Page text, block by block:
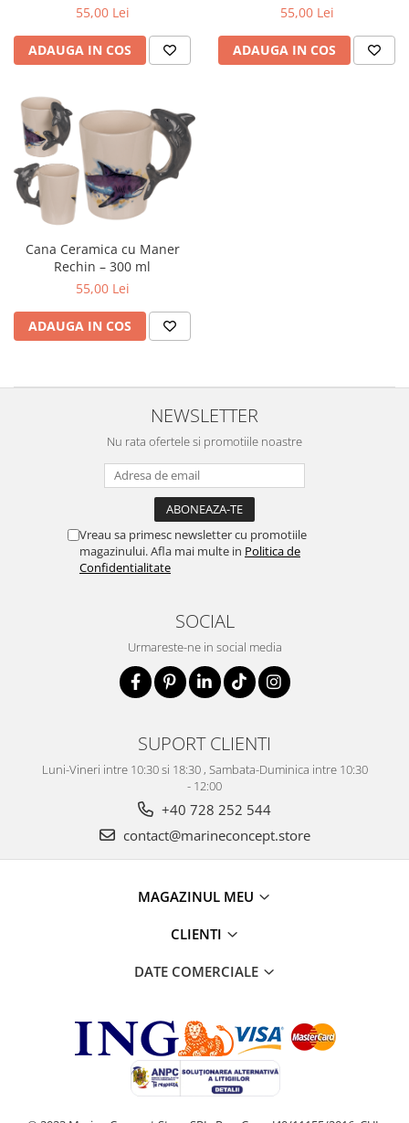
55,00 Lei
ADAUGA IN COS
55,00 Lei
ADAUGA IN COS
Cana Ceramica cu Maner
Rechin – 300 ml
55,00 Lei
ADAUGA IN COS
NEWSLETTER
Nu rata ofertele si promotiile noastre
Vreau sa primesc newsletter cu promotiile
magazinului. Afla mai multe in Politica de
Confidentialitate
SOCIAL
Urmareste-ne in social media
SUPORT CLIENTI
Luni-Vineri intre 10:30 si 18:30 , Sambata-Duminica intre 10:30
- 12:00
+40 728 252 544
contact@marineconcept.store
MAGAZINUL MEU
CLIENTI
DATE COMERCIALE